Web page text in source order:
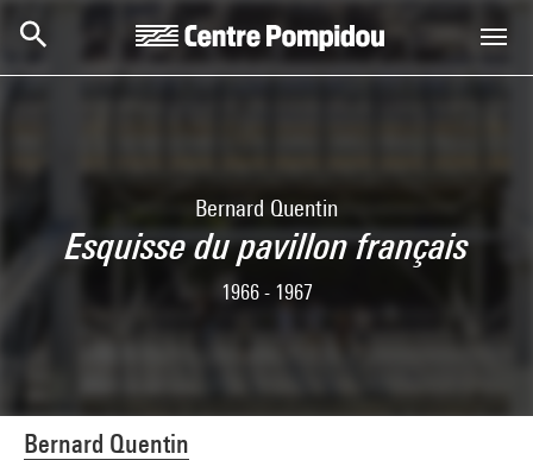
Bernard Quentin
Esquisse du pavillon français
1966 - 1967
Bernard Quentin